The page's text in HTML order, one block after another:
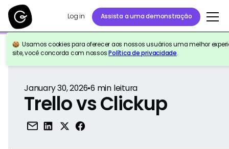
Log in Assista a uma demonstração
Usamos cookies para oferecer aos nossos usuários uma melhor
site, você concorda com nossosPolítica de privacidade.
Voltar para a referência
January 30, 2026•6 min leitura
Trello vs Clickup